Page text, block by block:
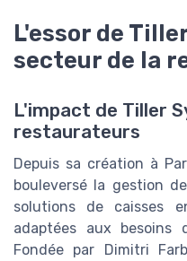
L'essor de
secteur de la
L'impact de Tiller
restaurateurs
Depuis sa création à
bouleversé la gestion
solutions de caisses
adaptées aux besoins
Fondée par Dimitri